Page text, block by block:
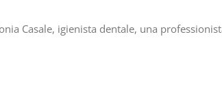
Casale, igienista dentale, una